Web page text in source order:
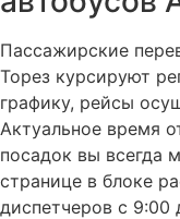
Пассажирские
Торез курсируют
графику, рейсы
Актуальное время
посадок вы всегда
странице в блоке
диспетчеров с 9:00